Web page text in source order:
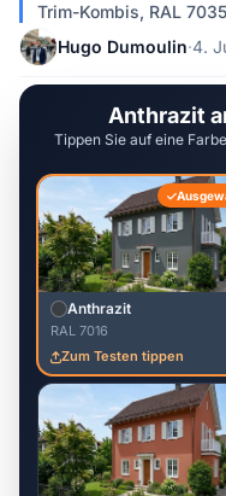
Trim-Kombis, RAL
Hugo Dumoulin·4.
Anthrazit
Tippen Sie auf eine
Anthrazit
RAL 7016
Zum Testen tippen